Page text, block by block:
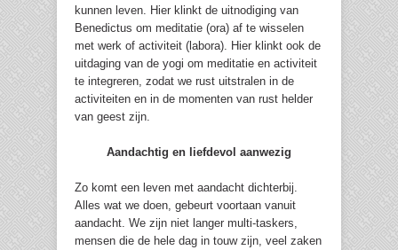
kunnen leven. Hier klinkt de uitnodiging van
Benedictus om meditatie (ora) af te wisselen
met werk of activiteit (labora). Hier klinkt ook de
uitdaging van de yogi om meditatie en activiteit
te integreren, zodat we rust uitstralen in de
activiteiten en in de momenten van rust helder
van geest zijn.
Aandachtig en liefdevol aanwezig
Zo komt een leven met aandacht dichterbij.
Alles wat we doen, gebeurt voortaan vanuit
aandacht. We zijn niet langer multi-taskers,
mensen die de hele dag in touw zijn, veel zaken